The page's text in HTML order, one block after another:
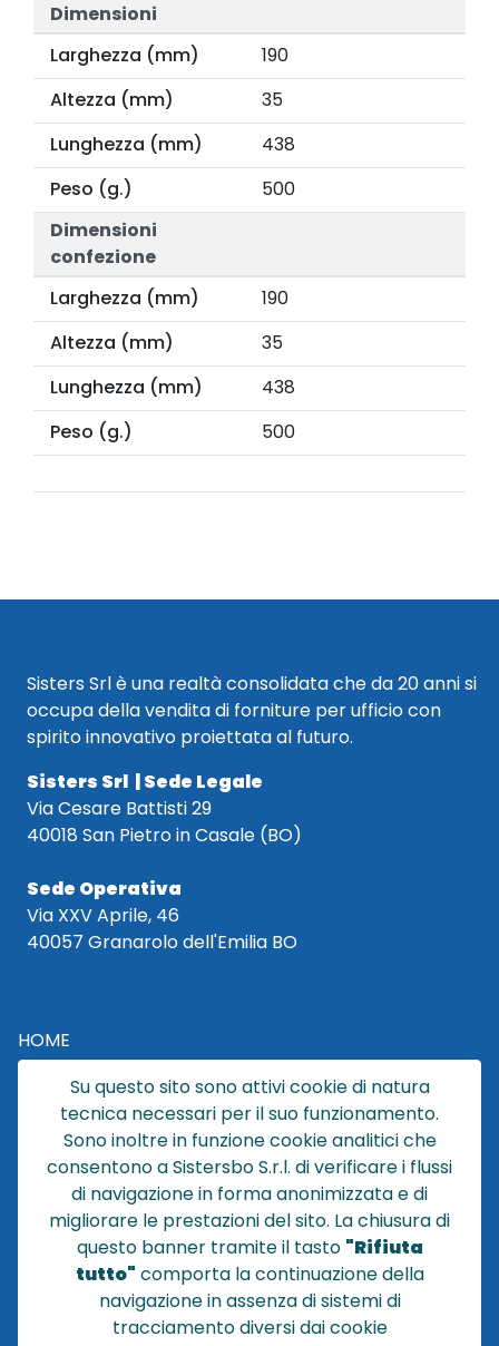
Dimensioni
Larghezza (mm)
190
Altezza (mm)
35
Lunghezza (mm)
438
Peso (g.)
500
Dimensioni
confezione
Larghezza (mm)
190
Altezza (mm)
35
Lunghezza (mm)
438
Peso (g.)
500
Sisters Srl è una realtà consolidata che da 20 anni si
occupa della vendita di forniture per ufficio con
spirito innovativo proiettata al futuro.
Sisters Srl | Sede Legale
Via Cesare Battisti 29
40018 San Pietro in Casale (BO)
Sede Operativa
Via XXV Aprile, 46
40057 Granarolo dell'Emilia BO
HOME
CATALOGO
CHI SIAMO
NEWS
CONTATTACI
CONDIZIONI DI VENDITA
POLICY PRIVACY
NOTE LEGALI
Su questo sito sono attivi cookie di natura
tecnica necessari per il suo funzionamento.
Sono inoltre in funzione cookie analitici che
consentono a Sistersbo S.r.l. di verificare i flussi
di navigazione in forma anonimizzata e di
migliorare le prestazioni del sito. La chiusura di
questo banner tramite il tasto "Rifiuta
tutto" comporta la continuazione della
navigazione in assenza di sistemi di
tracciamento diversi dai cookie